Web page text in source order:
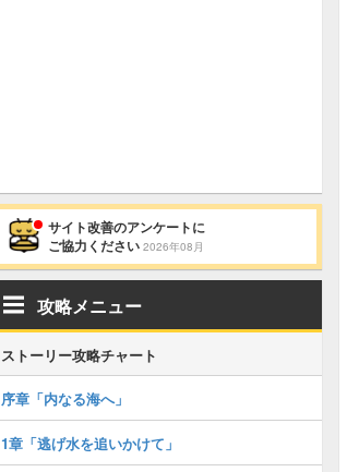
サイト改善のアンケートに
ご協力ください 2026年08月
攻略メニュー
ストーリー攻略チャート
序章「内なる海へ」
1章「逃げ水を追いかけて」